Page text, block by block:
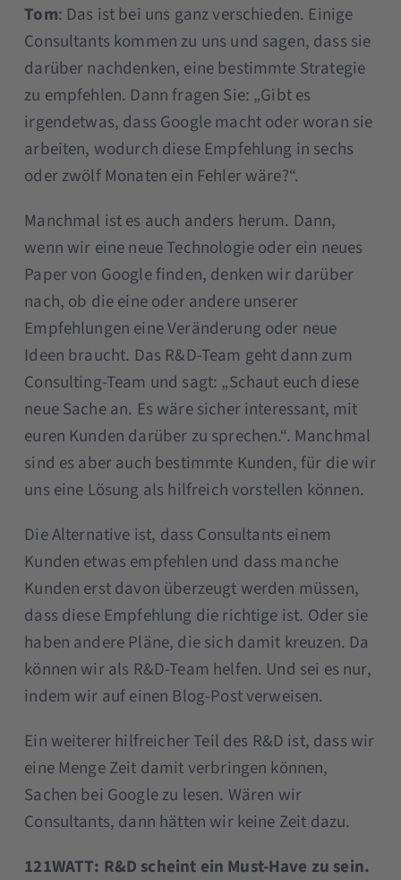
Tom: Das ist bei uns ganz verschieden. Einige
Consultants kommen zu uns und sagen, dass sie
darüber nachdenken, eine bestimmte Strategie
zu empfehlen. Dann fragen Sie: „Gibt es
irgendetwas, dass Google macht oder woran sie
arbeiten, wodurch diese Empfehlung in sechs
oder zwölf Monaten ein Fehler wäre?“.
Manchmal ist es auch anders herum. Dann,
wenn wir eine neue Technologie oder ein neues
Paper von Google finden, denken wir darüber
nach, ob die eine oder andere unserer
Empfehlungen eine Veränderung oder neue
Ideen braucht. Das R&D-Team geht dann zum
Consulting-Team und sagt: „Schaut euch diese
neue Sache an. Es wäre sicher interessant, mit
euren Kunden darüber zu sprechen.“. Manchmal
sind es aber auch bestimmte Kunden, für die wir
uns eine Lösung als hilfreich vorstellen können.
Die Alternative ist, dass Consultants einem
Kunden etwas empfehlen und dass manche
Kunden erst davon überzeugt werden müssen,
dass diese Empfehlung die richtige ist. Oder sie
haben andere Pläne, die sich damit kreuzen. Da
können wir als R&D-Team helfen. Und sei es nur,
indem wir auf einen Blog-Post verweisen.
Ein weiterer hilfreicher Teil des R&D ist, dass wir
eine Menge Zeit damit verbringen können,
Sachen bei Google zu lesen. Wären wir
Consultants, dann hätten wir keine Zeit dazu.
121WATT: R&D scheint ein Must-Have zu sein.